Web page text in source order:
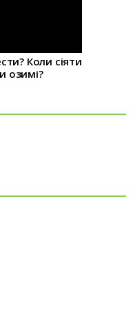
Коли сіяти
озимі?